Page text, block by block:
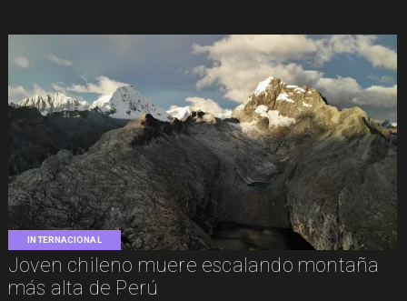
INTERNACIONAL
Joven chileno muere escalando montaña
más alta de Perú